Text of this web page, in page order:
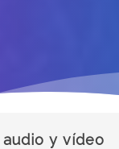
y vídeo